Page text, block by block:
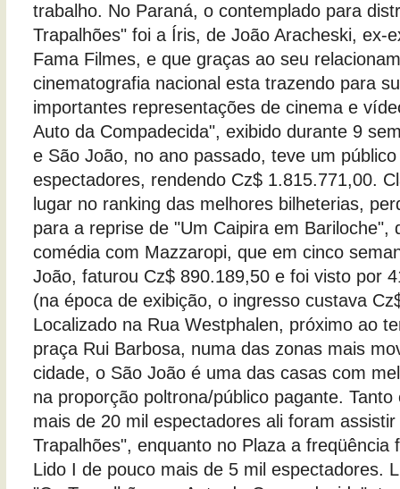
trabalho. No Paraná, o contemplado para
Trapalhões" foi a Íris, de João Aracheski, ex-
Fama Filmes, e que graças ao seu
cinematografia nacional esta trazendo para
importantes representações de cinema e
Auto da Compadecida", exibido durante 9
e São João, no ano passado, teve um
espectadores, rendendo Cz$ 1.815.771,00.
lugar no ranking das melhores bilheterias,
para a reprise de "Um Caipira em Bariloche",
comédia com Mazzaropi, que em cinco
João, faturou Cz$ 890.189,50 e foi visto por
(na época de exibição, o ingresso custava
Localizado na Rua Westphalen, próximo ao
praça Rui Barbosa, numa das zonas mais
cidade, o São João é uma das casas com
na proporção poltrona/público pagante.
mais de 20 mil espectadores ali foram
Trapalhões", enquanto no Plaza a freqüência
Lido I de pouco mais de 5 mil espectadores.